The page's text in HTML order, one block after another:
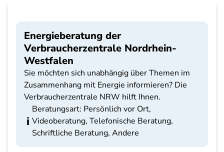
Energieberatung der
Verbraucherzentrale Nordrhein-
Westfalen
Sie möchten sich unabhängig über Themen im
Zusammenhang mit Energie informieren? Die
Verbraucherzentrale NRW hilft Ihnen.
Beratungsart: Persönlich vor Ort,
Videoberatung, Telefonische Beratung,
Schriftliche Beratung, Andere